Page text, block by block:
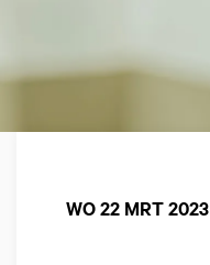
WO 22 MRT 2023